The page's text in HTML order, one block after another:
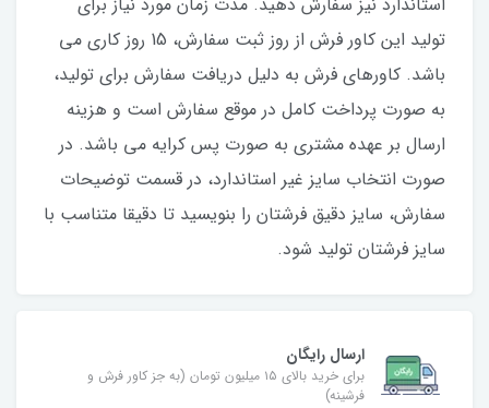
تولید این کاور فرش از روز ثبت سفارش، 15 روز کاری می
باشد. کاورهای فرش به دلیل دریافت سفارش برای تولید،
به صورت پرداخت کامل در موقع سفارش است و هزینه
ارسال بر عهده مشتری به صورت پس کرایه می باشد. در
صورت انتخاب سایز غیر استاندارد، در قسمت توضیحات
سفارش، سایز دقیق فرشتان را بنویسید تا دقیقا متناسب با
سایز فرشتان تولید شود.
ارسال رایگان
برای خرید بالای ۱۵ میلیون تومان (به جز کاور فرش و
فرشینه)